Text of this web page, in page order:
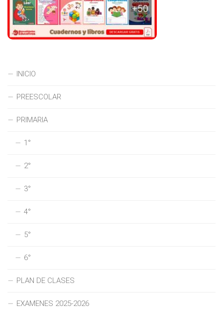
INICIO
PREESCOLAR
PRIMARIA
1°
2°
3°
4°
5°
6°
PLAN DE CLASES
EXAMENES 2025-2026